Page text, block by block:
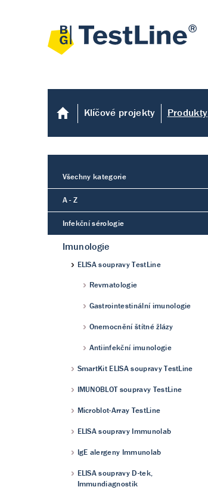
Klíčové projekty Produkty
Všechny kategorie
A - Z
Infekční sérologie
Imunologie
ELISA soupravy TestLine
Revmatologie
Gastrointestinální imunologie
Onemocnění štítné žlázy
Antiinfekční imunologie
SmartKit ELISA soupravy TestLine
IMUNOBLOT soupravy TestLine
Microblot-Array TestLine
ELISA soupravy Immunolab
IgE alergeny Immunolab
ELISA soupravy D-tek,
Immundiagnostik